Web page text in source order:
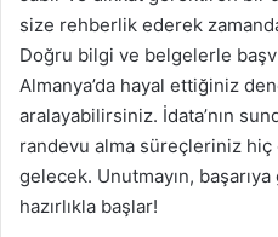
size rehberlik ederek
Doğru bilgi ve belgelerle
Almanya’da hayal ettiğiniz
aralayabilirsiniz. İdata’nın
randevu alma süreçleriniz hiç
gelecek. Unutmayın,
hazırlıkla başlar!